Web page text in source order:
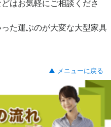
はお気軽にご相談くださ
た運ぶのが大変な大型家具
▲ メニューに戻る